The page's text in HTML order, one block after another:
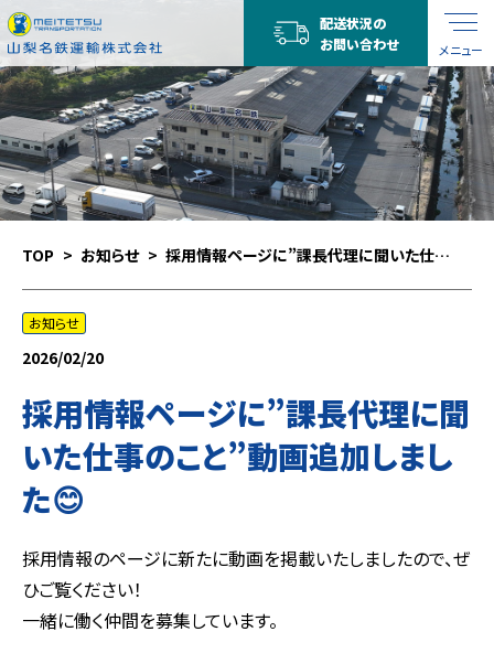
メニュー
配送状況の
お問い合わせ
TOP お知らせ 採用情報ページに”課長代理に聞いた仕事のこと”動画追加しました😊
お知らせ
2026/02/20
採用情報ページに”課長代理に聞
いた仕事のこと”動画追加しまし
た😊
採用情報のページに新たに動画を掲載いたしましたので、ぜ
ひご覧ください！
一緒に働く仲間を募集しています。